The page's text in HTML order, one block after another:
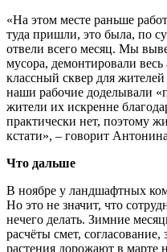
«На этом месте раньше
туда пришли, это была, по
отвели всего месяц. Мы
мусора, демонтировали
классный сквер для
наши рабочие доделывали
жители их искренне
практически нет, поэтому
кстати», – говорит
Что дальше
В ноябре у ландшафтных
Но это не значит, что
нечего делать. Зимние
расчёты смет,
растения дорожают в марте